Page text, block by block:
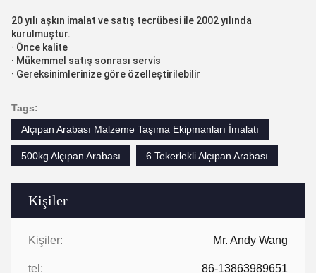
Kişiler
Kişiler: Mr. Andy Wang
tel: 86-13863989651
20 yılı aşkın imalat ve satış tecrübesi ile 2002 yılında
kurulmuştur.
· Önce kalite
· Mükemmel satış sonrası servis
· Gereksinimlerinize göre özelleştirilebilir
Tags:
Alçıpan Arabası Malzeme Taşıma Ekipmanları İmalatı
500kg Alçıpan Arabası 6 Tekerlekli Alçıpan Arabası